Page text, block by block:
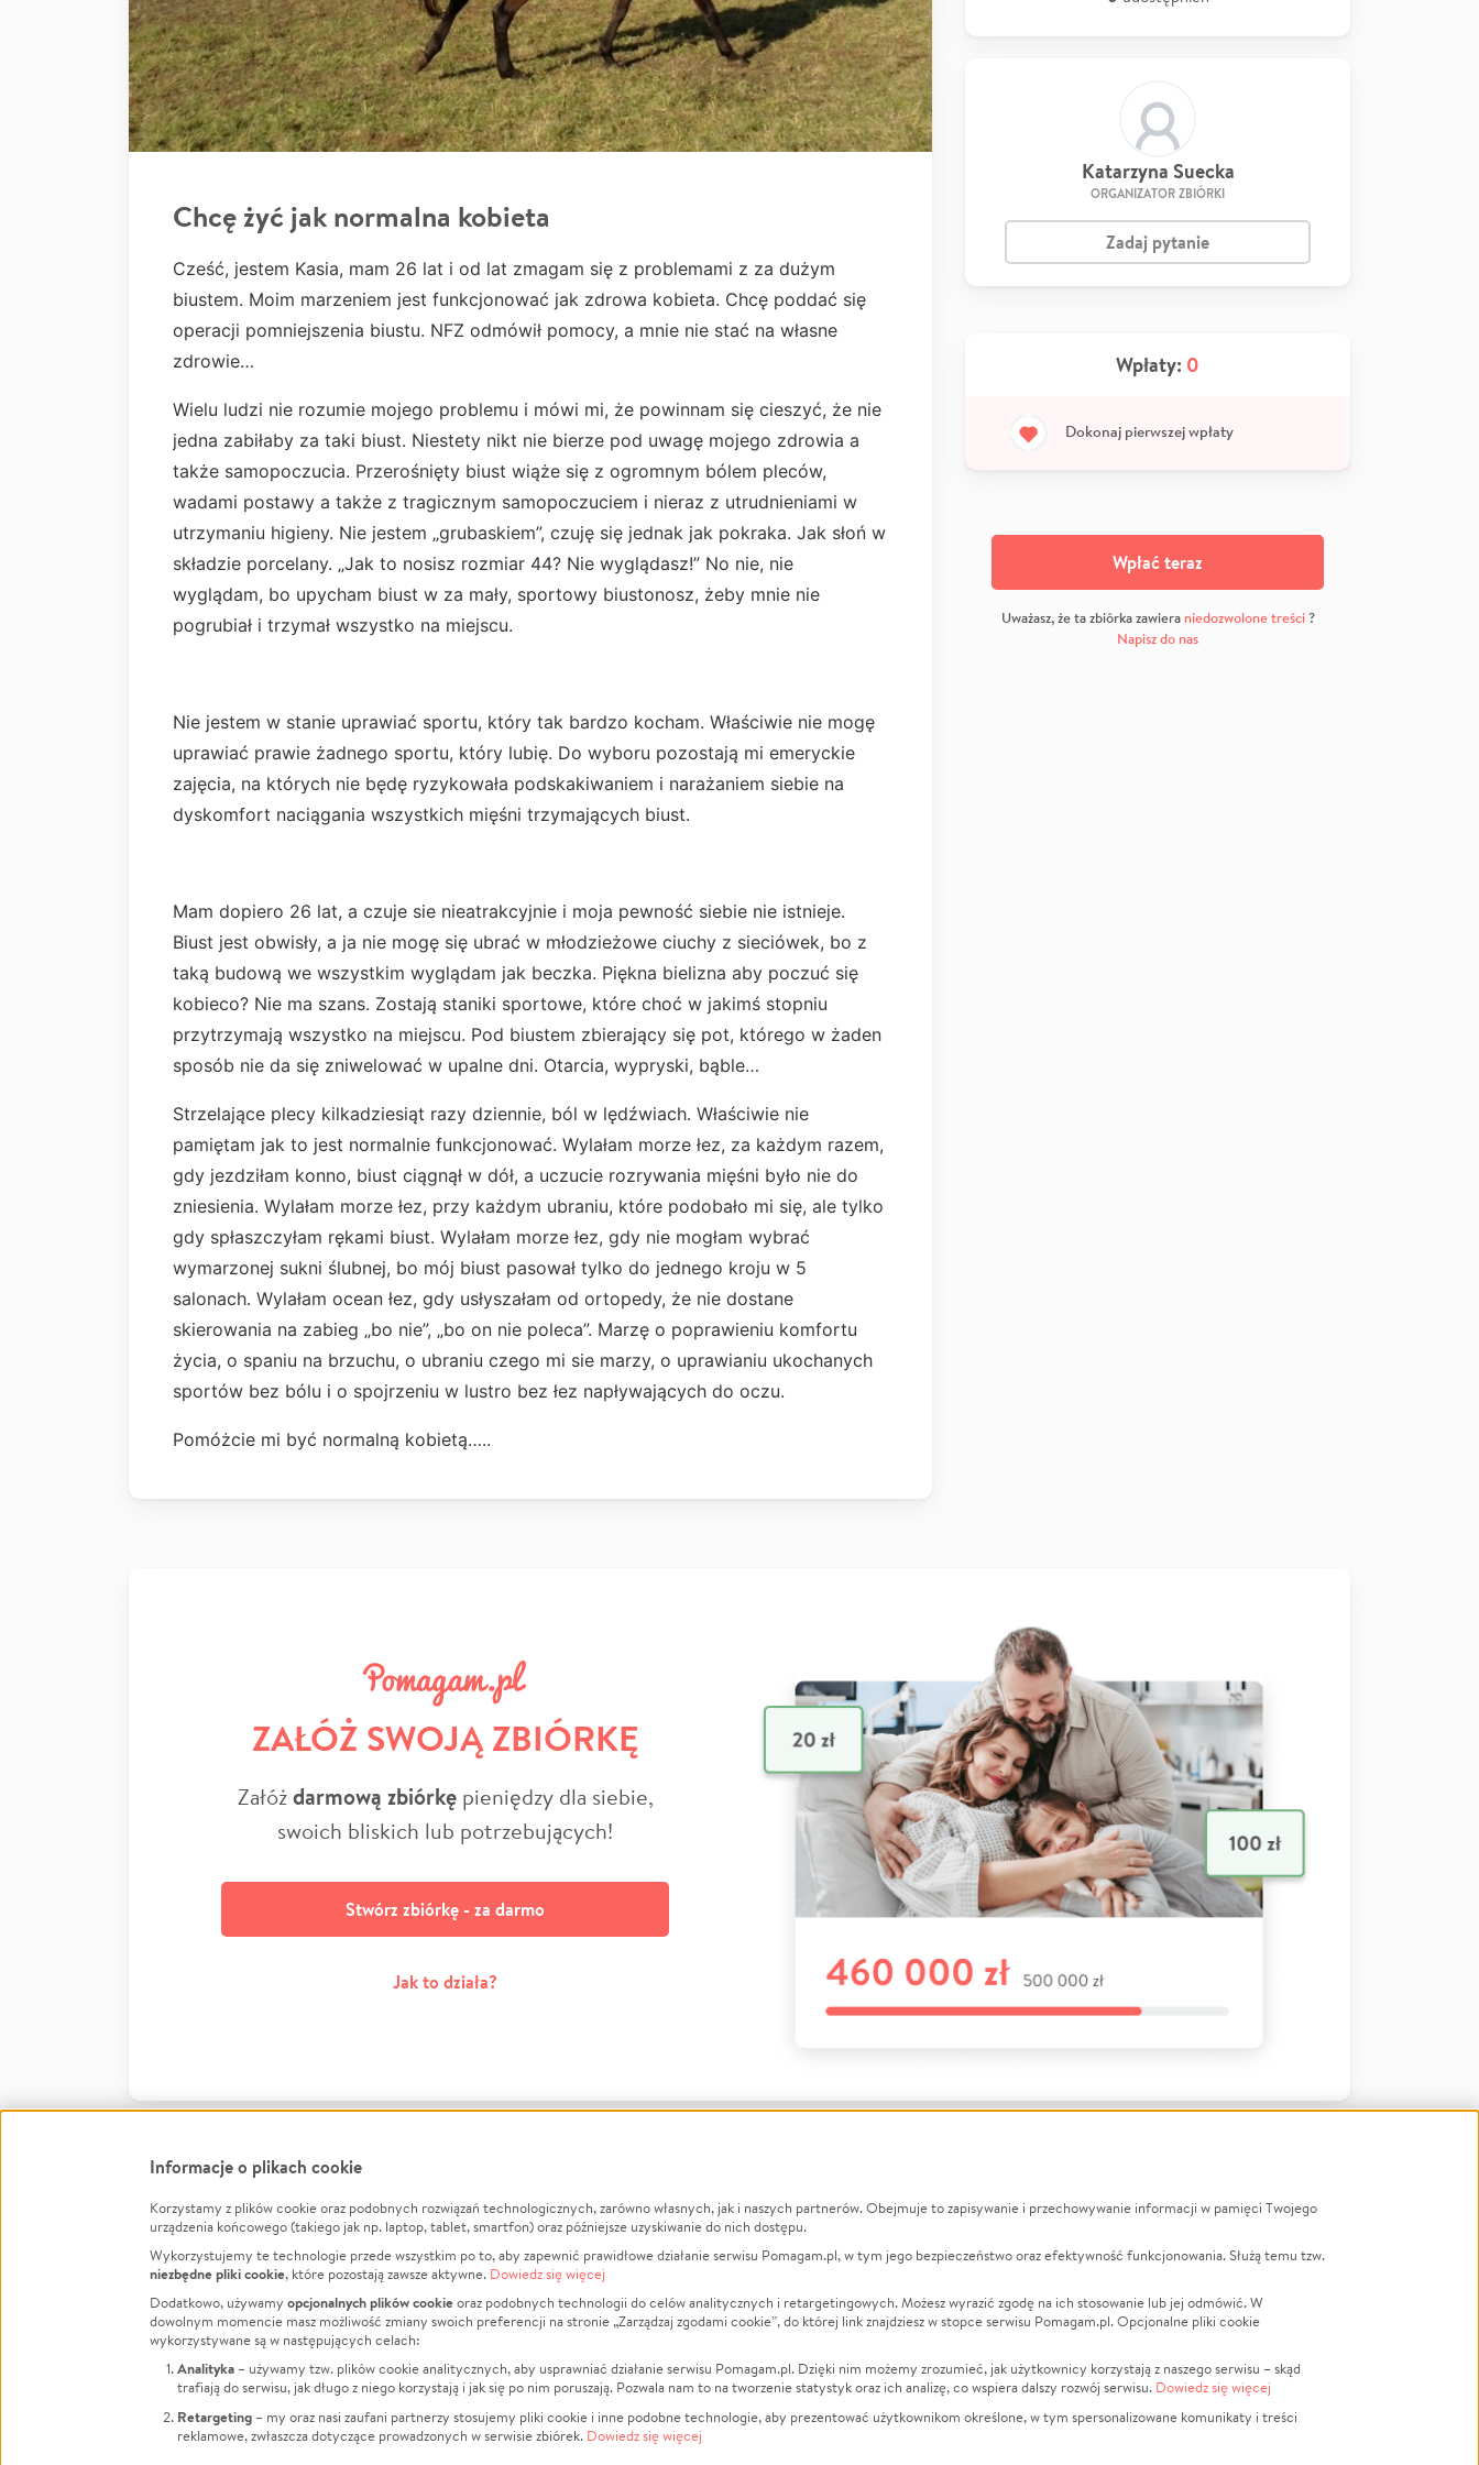
Chcę żyć jak normalna kobieta
Cześć, jestem Kasia, mam 26 lat i od lat zmagam się z problemami z za dużym
biustem. Moim marzeniem jest funkcjonować jak zdrowa kobieta. Chcę poddać się
operacji pomniejszenia biustu. NFZ odmówił pomocy, a mnie nie stać na własne
zdrowie…
Wielu ludzi nie rozumie mojego problemu i mówi mi, że powinnam się cieszyć, że nie
jedna zabiłaby za taki biust. Niestety nikt nie bierze pod uwagę mojego zdrowia a
także samopoczucia. Przerośnięty biust wiąże się z ogromnym bólem pleców,
wadami postawy a także z tragicznym samopoczuciem i nieraz z utrudnieniami w
utrzymaniu higieny. Nie jestem „grubaskiem”, czuję się jednak jak pokraka. Jak słoń w
składzie porcelany. „Jak to nosisz rozmiar 44? Nie wyglądasz!” No nie, nie
wyglądam, bo upycham biust w za mały, sportowy biustonosz, żeby mnie nie
pogrubiał i trzymał wszystko na miejscu.
Nie jestem w stanie uprawiać sportu, który tak bardzo kocham. Właściwie nie mogę
uprawiać prawie żadnego sportu, który lubię. Do wyboru pozostają mi emeryckie
zajęcia, na których nie będę ryzykowała podskakiwaniem i narażaniem siebie na
dyskomfort naciągania wszystkich mięśni trzymających biust.
Mam dopiero 26 lat, a czuje sie nieatrakcyjnie i moja pewność siebie nie istnieje.
Biust jest obwisły, a ja nie mogę się ubrać w młodzieżowe ciuchy z sieciówek, bo z
taką budową we wszystkim wyglądam jak beczka. Piękna bielizna aby poczuć się
kobieco? Nie ma szans. Zostają staniki sportowe, które choć w jakimś stopniu
przytrzymają wszystko na miejscu. Pod biustem zbierający się pot, którego w żaden
sposób nie da się zniwelować w upalne dni. Otarcia, wypryski, bąble…
Strzelające plecy kilkadziesiąt razy dziennie, ból w lędźwiach. Właściwie nie
pamiętam jak to jest normalnie funkcjonować. Wylałam morze łez, za każdym razem,
gdy jezdziłam konno, biust ciągnął w dół, a uczucie rozrywania mięśni było nie do
zniesienia. Wylałam morze łez, przy każdym ubraniu, które podobało mi się, ale tylko
gdy spłaszczyłam rękami biust. Wylałam morze łez, gdy nie mogłam wybrać
wymarzonej sukni ślubnej, bo mój biust pasował tylko do jednego kroju w 5
salonach. Wylałam ocean łez, gdy usłyszałam od ortopedy, że nie dostane
skierowania na zabieg „bo nie”, „bo on nie poleca”. Marzę o poprawieniu komfortu
życia, o spaniu na brzuchu, o ubraniu czego mi sie marzy, o uprawianiu ukochanych
sportów bez bólu i o spojrzeniu w lustro bez łez napływających do oczu.
Pomóżcie mi być normalną kobietą…..
Katarzyna Suecka
ORGANIZATOR ZBIÓRKI
Zadaj pytanie
Wpłaty: 0
Dokonaj pierwszej wpłaty
Wpłać teraz
Uważasz, że ta zbiórka zawiera niedozwolone treści?
Napisz do nas
ZAŁÓŻ SWOJĄ ZBIÓRKĘ
Załóżdarmową zbiórkępieniędzy dla siebie,
swoich bliskich lub potrzebujących!
Stwórz zbiórkę - za darmo
Jak to działa?
FacebookTwitter Instagram
LinkedInTikTok Youtube
Informacje
Jak to działa?
Regulamin
Polityka Prywatności
Kontakt
Porównanie serwisów
Polityka plików cookie
O nas
Opinie
Raporty
Za darmo
Dla NGO
Fundacja Pomagam.pl
Zbieraj na
Leczenie
Zwierzęta
Pożar
Sport
Pomoc Finansowa
LGBTQ+
Powódź
Wichura
Religia
Edukacja
Informacje o plikach cookie
Korzystamy z plików cookie oraz podobnych rozwiązań technologicznych, zarówno własnych, jak i naszych partnerów. Obejmuje to zapisywanie i przechowywanie informacji w pamięci Twojego
urządzenia końcowego (takiego jak np. laptop, tablet, smartfon) oraz późniejsze uzyskiwanie do nich dostępu.
Wykorzystujemy te technologie przede wszystkim po to, aby zapewnić prawidłowe działanie serwisu Pomagam.pl, w tym jego bezpieczeństwo oraz efektywność funkcjonowania. Służą temu tzw.
niezbędne pliki cookie, które pozostają zawsze aktywne. Dowiedz się więcej
Dodatkowo, używamy opcjonalnych plików cookieoraz podobnych technologii do celów analitycznych i retargetingowych. Możesz wyrazić zgodę na ich stosowanie lub jej odmówić. W
dowolnym momencie masz możliwość zmiany swoich preferencji na stronie „Zarządzaj zgodami cookie”, do której link znajdziesz w stopce serwisu Pomagam.pl. Opcjonalne pliki cookie
wykorzystywane są w następujących celach:
Analityka – używamy tzw. plików cookie analitycznych, aby usprawniać działanie serwisu Pomagam.pl. Dzięki nim możemy zrozumieć, jak użytkownicy korzystają z naszego serwisu – skąd
trafiają do serwisu, jak długo z niego korzystają i jak się po nim poruszają. Pozwala nam to na tworzenie statystyk oraz ich analizę, co wspiera dalszy rozwój serwisu. Dowiedz się więcej
Retargeting – my oraz nasi zaufani partnerzy stosujemy pliki cookie i inne podobne technologie, aby prezentować użytkownikom określone, w tym spersonalizowane komunikaty i treści
reklamowe, zwłaszcza dotyczące prowadzonych w serwisie zbiórek. Dowiedz się więcej